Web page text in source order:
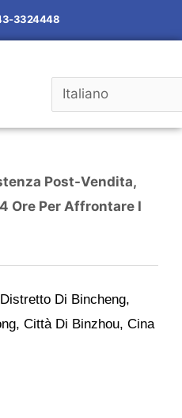
3324448
Post-Vendita,
Ore Per Affrontare I
Di Bincheng,
Città Di Binzhou, Cina